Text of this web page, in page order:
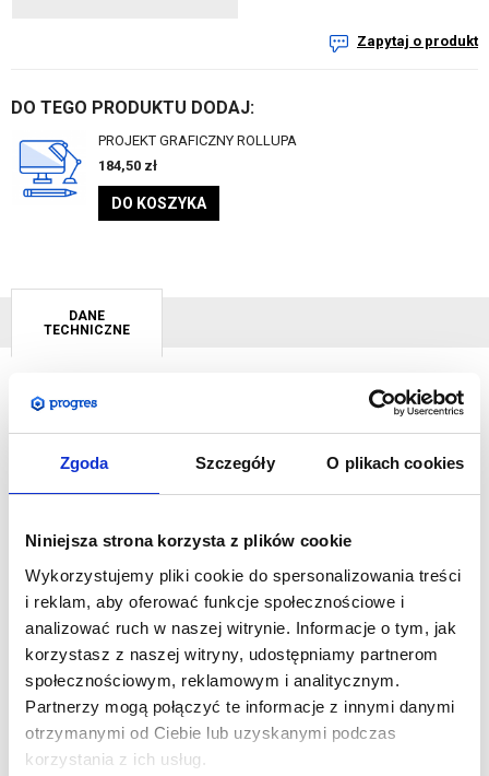
Zgoda Szczegóły O plikach cookies
Niniejsza strona korzysta z plików cookie
Wykorzystujemy pliki cookie do spersonalizowania treści
i reklam, aby oferować funkcje społecznościowe i
analizować ruch w naszej witrynie. Informacje o tym, jak
korzystasz z naszej witryny, udostępniamy partnerom
społecznościowym, reklamowym i analitycznym.
Partnerzy mogą połączyć te informacje z innymi danymi
otrzymanymi od Ciebie lub uzyskanymi podczas
korzystania z ich usług.
Zapytaj o produkt
DO TEGO PRODUKTU DODAJ:
PROJEKT GRAFICZNY ROLLUPA
184,50 zł
DO KOSZYKA
DANE
TECHNICZNE
konstrukcję, a dzięki odpowiedniej szerokości kasety
stabilność, wygoda użytkowania oraz wygląd konstrukcji to
obojętnie.
SPECYFIKACJA:
Wymiar rozłożonego systemu w mm: 2050 (wys.) x 870
(szer.) x 205 (gł.)
Wymiar grafiki w mm: 2000 (wys.) x 850 (szer.)
Waga systemu wraz z grafiką: 4 kg